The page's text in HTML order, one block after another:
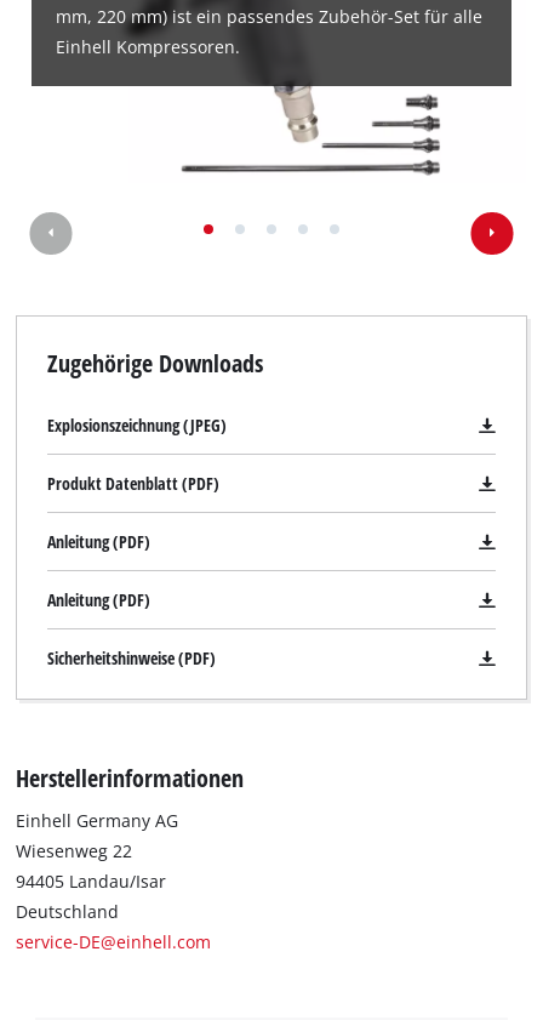
mm, 220 mm) ist ein passendes Zubehör-Set für alle
Einhell Kompressoren.
Zugehörige Downloads
Explosionszeichnung (JPEG)
Produkt Datenblatt (PDF)
Anleitung (PDF)
Anleitung (PDF)
Sicherheitshinweise (PDF)
Herstellerinformationen
Einhell Germany AG
Wiesenweg 22
94405 Landau/Isar
Deutschland
service-DE@einhell.com